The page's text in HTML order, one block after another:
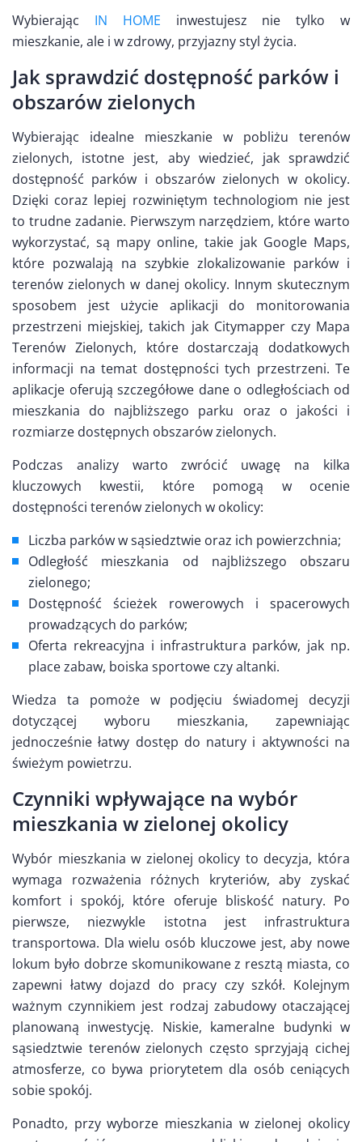
Wybierając IN HOME inwestujesz nie tylko w
mieszkanie, ale i w zdrowy, przyjazny styl życia.
Jak sprawdzić dostępność parków i
obszarów zielonych
Wybierając idealne mieszkanie w pobliżu terenów
zielonych, istotne jest, aby wiedzieć, jak sprawdzić
dostępność parków i obszarów zielonych w okolicy.
Dzięki coraz lepiej rozwiniętym technologiom nie jest
to trudne zadanie. Pierwszym narzędziem, które warto
wykorzystać, są mapy online, takie jak Google Maps,
które pozwalają na szybkie zlokalizowanie parków i
terenów zielonych w danej okolicy. Innym skutecznym
sposobem jest użycie aplikacji do monitorowania
przestrzeni miejskiej, takich jak Citymapper czy Mapa
Terenów Zielonych, które dostarczają dodatkowych
informacji na temat dostępności tych przestrzeni. Te
aplikacje oferują szczegółowe dane o odległościach od
mieszkania do najbliższego parku oraz o jakości i
rozmiarze dostępnych obszarów zielonych.
Podczas analizy warto zwrócić uwagę na kilka
kluczowych kwestii, które pomogą w ocenie
dostępności terenów zielonych w okolicy:
Liczba parków w sąsiedztwie oraz ich powierzchnia;
Odległość mieszkania od najbliższego obszaru
zielonego;
Dostępność ścieżek rowerowych i spacerowych
prowadzących do parków;
Oferta rekreacyjna i infrastruktura parków, jak np.
place zabaw, boiska sportowe czy altanki.
Wiedza ta pomoże w podjęciu świadomej decyzji
dotyczącej wyboru mieszkania, zapewniając
jednocześnie łatwy dostęp do natury i aktywności na
świeżym powietrzu.
Czynniki wpływające na wybór
mieszkania w zielonej okolicy
Wybór mieszkania w zielonej okolicy to decyzja, która
wymaga rozważenia różnych kryteriów, aby zyskać
komfort i spokój, które oferuje bliskość natury. Po
pierwsze, niezwykle istotna jest infrastruktura
transportowa. Dla wielu osób kluczowe jest, aby nowe
lokum było dobrze skomunikowane z resztą miasta, co
zapewni łatwy dojazd do pracy czy szkół. Kolejnym
ważnym czynnikiem jest rodzaj zabudowy otaczającej
planowaną inwestycję. Niskie, kameralne budynki w
sąsiedztwie terenów zielonych często sprzyjają cichej
atmosferze, co bywa priorytetem dla osób ceniących
sobie spokój.
Ponadto, przy wyborze mieszkania w zielonej okolicy